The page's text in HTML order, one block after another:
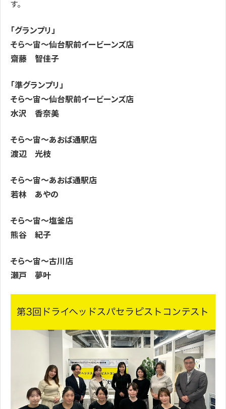
す。
「グランプリ」
そら～宙～仙台駅前イービーンズ店
齋藤 智佳子
「準グランプリ」
そら～宙～仙台駅前イービーンズ店
水沢 香奈美
そら～宙～あおば通駅店
渡辺 光枝
そら～宙～あおば通駅店
若林 あやの
そら～宙～塩釜店
熊谷 紀子
そら～宙～古川店
瀬戸 夢叶